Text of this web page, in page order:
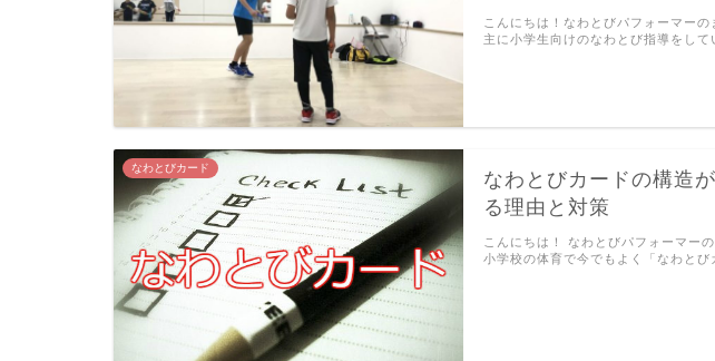
こんにちは！なわとびパフォーマー
主に小学生向けのなわとび指導をし
なわとびカード
なわとびカードの構造
る理由と対策
こんにちは！ なわとびパフォーマー
小学校の体育で今でもよく「なわと